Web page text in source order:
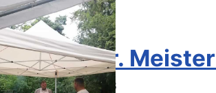
- Bayr.
12. September 2023